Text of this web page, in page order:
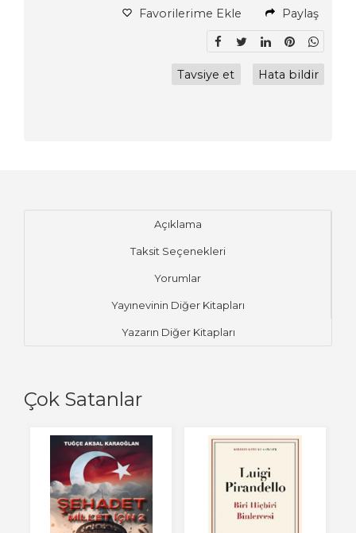
Favorilerime Ekle Paylaş
Tavsiye et Hata bildir
Açıklama
Taksit Seçenekleri
Yorumlar
Yayınevinin Diğer Kitapları
Yazarın Diğer Kitapları
Çok Satanlar